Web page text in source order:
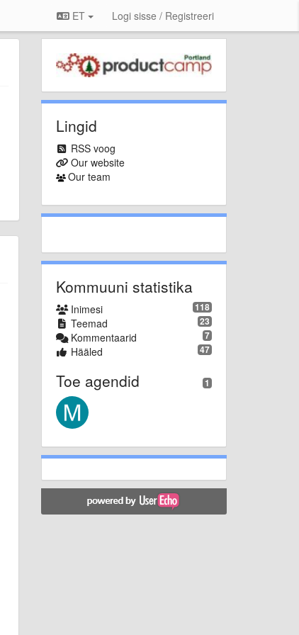
ET Logi sisse / Registreeri
Lingid
RSS voog
Our website
Our team
Kommuuni statistika
118
Inimesi
23
Teemad
7
Kommentaarid
47
Hääled
1
Toe agendid